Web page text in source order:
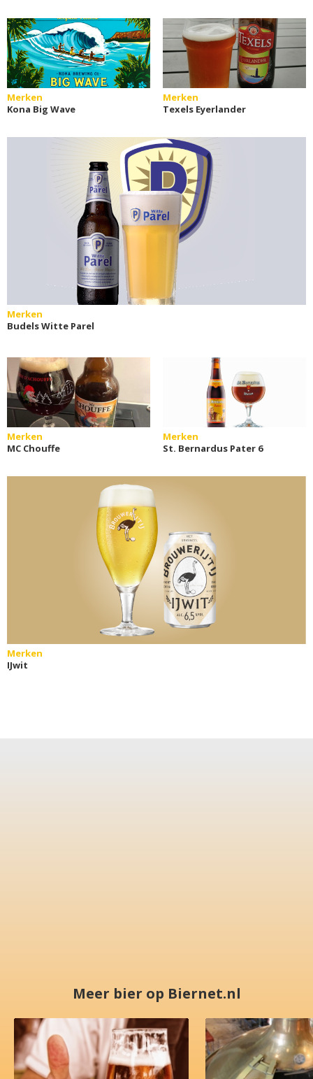
Merken
Kona Big Wave
Merken
Texels Eyerlander
Merken
Budels Witte Parel
Merken
MC Chouffe
Merken
St. Bernardus Pater 6
Merken
IJwit
Meer bier op Biernet.nl